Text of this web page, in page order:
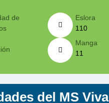
de
Eslora
110
Manga
11
del MS Viva